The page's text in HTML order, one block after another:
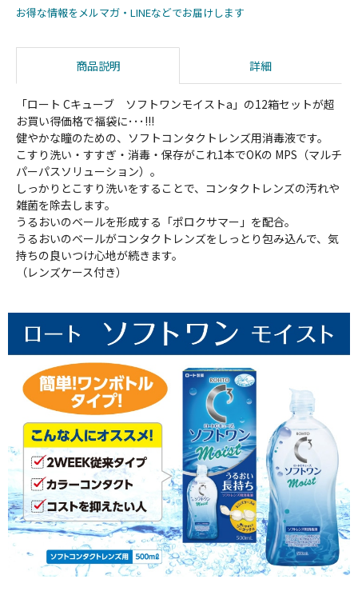
お得な情報をメルマガ・LINEなどでお届けします
商品説明 詳細
「ロート Cキューブ ソフトワンモイストa」の12箱セットが超
お買い得価格で福袋に･･･!!!
健やかな瞳のための、ソフトコンタクトレンズ用消毒液です。
こすり洗い・すすぎ・消毒・保存がこれ1本でOKの MPS（マルチ
パーパスソリューション）。
しっかりとこすり洗いをすることで、コンタクトレンズの汚れや
雑菌を除去します。
うるおいのベールを形成する「ポロクサマー」を配合。
うるおいのベールがコンタクトレンズをしっとり包み込んで、気
持ちの良いつけ心地が続きます。
（レンズケース付き）